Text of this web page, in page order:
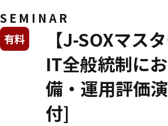
SEMINAR
【J-SOXマス
IT全般統制に
備・運用評価
付]
有料